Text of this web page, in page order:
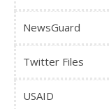
NewsGuard
Twitter Files
USAID